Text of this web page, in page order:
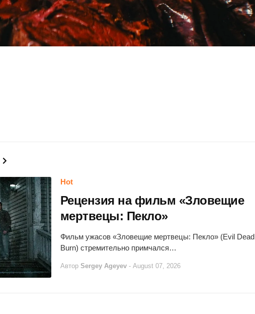
Hot
Рецензия на фильм «Зловещие
мертвецы: Пекло»
Фильм ужасов «Зловещие мертвецы: Пекло» (Evil Dead
Burn) стремительно примчался…
Автор Sergey Ageyev - August 07, 2026